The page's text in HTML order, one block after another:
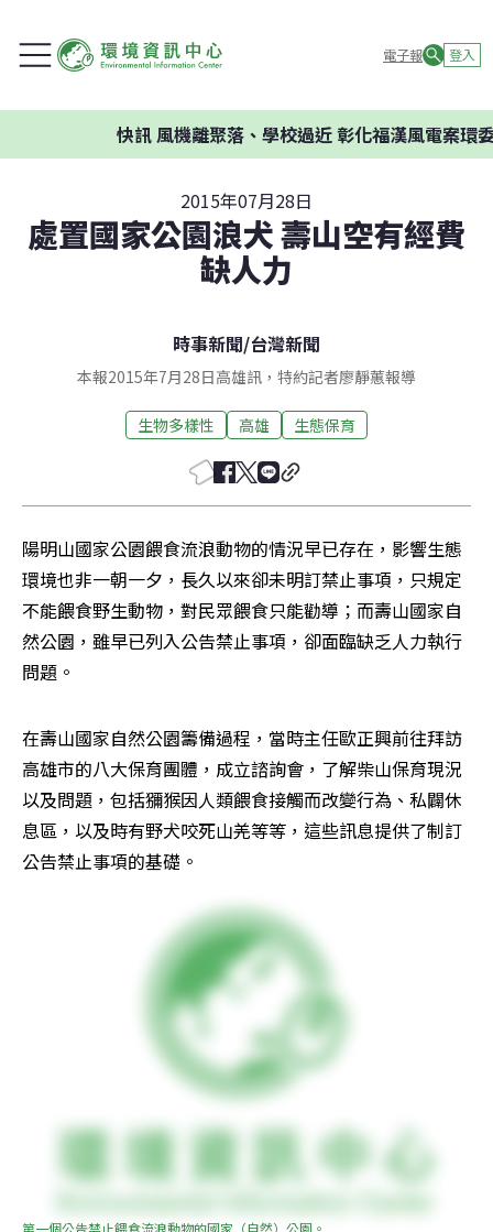
電子報 登入
風機離聚落、學校過近 彰化福漢風電案環委建議不
2015年07月28日
處置國家公園浪犬 壽山空有經費
缺人力
時事新聞/台灣新聞
本報2015年7月28日高雄訊，特約記者廖靜蕙報導
生物多樣性 高雄 生態保育
陽明山國家公園餵食流浪動物的情況早已存在，影響生態
環境也非一朝一夕，長久以來卻未明訂禁止事項，只規定
不能餵食野生動物，對民眾餵食只能勸導；而壽山國家自
然公園，雖早已列入公告禁止事項，卻面臨缺乏人力執行
問題。
在壽山國家自然公園籌備過程，當時主任歐正興前往拜訪
高雄市的八大保育團體，成立諮詢會，了解柴山保育現況
以及問題，包括獼猴因人類餵食接觸而改變行為、私闢休
息區，以及時有野犬咬死山羌等等，這些訊息提供了制訂
公告禁止事項的基礎。